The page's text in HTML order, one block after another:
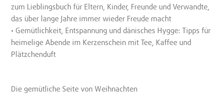
zum Lieblingsbuch für Eltern, Kinder, Freunde und Verwandte,
das über lange Jahre immer wieder Freude macht
• Gemütlichkeit, Entspannung und dänisches Hygge: Tipps für
heimelige Abende im Kerzenschein mit Tee, Kaffee und
Plätzchenduft
Die gemütliche Seite von Weihnachten